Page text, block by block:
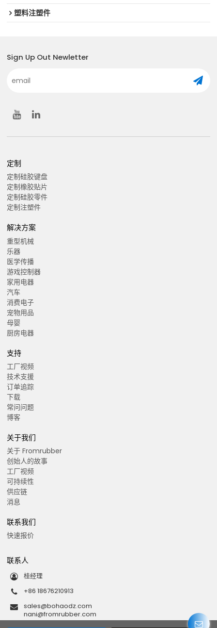
塑料注塑件
Sign Up Out Newletter
定制
定制硅胶键盘
定制橡胶贴片
定制硅胶零件
定制注塑件
解决方案
重型机械
乐器
医学传播
游戏控制器
家用电器
汽车
消费电子
宠物用品
母婴
厨房电器
支持
工厂视频
技术支援
订单追踪
下载
常问问题
博客
关于我们
关于 Fromrubber
创始人的故事
工厂视频
可持续性
供应链
消息
联系我们
快速报价
联系人
桂经理
+86 18676210913
sales@bohaodz.com
nani@fromrubber.com